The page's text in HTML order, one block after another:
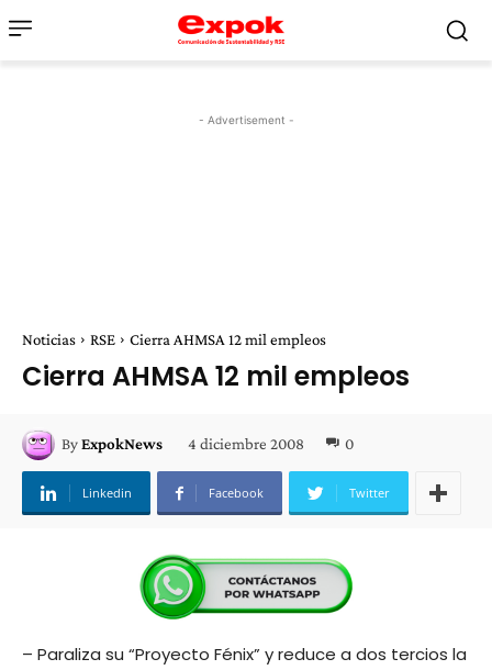
- Advertisement -
Noticias RSE Cierra AHMSA 12 mil empleos
Cierra AHMSA 12 mil empleos
ByExpokNews 4 diciembre 2008 0
Linkedin Facebook Twitter
– Paraliza su “Proyecto Fénix” y reduce a dos tercios la